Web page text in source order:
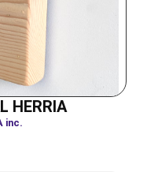
HERRIA
inc.